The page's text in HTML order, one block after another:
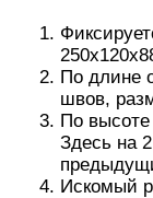
По длине
швов,
По высоте
Здесь на
Искомый